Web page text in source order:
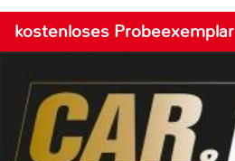
kostenloses Probeexemplar